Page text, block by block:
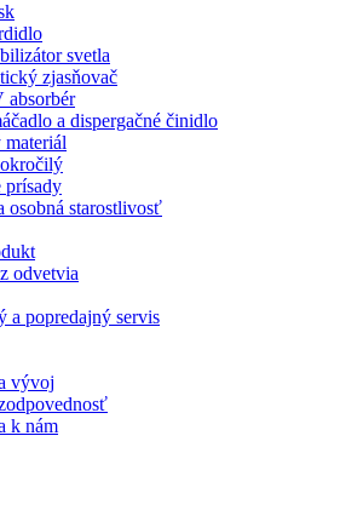
svetla
zjasňovač
absorbér
a dispergačné činidlo
materiál
prísady
osobná starostlivosť
odvetvia
a popredajný servis
vývoj
k nám